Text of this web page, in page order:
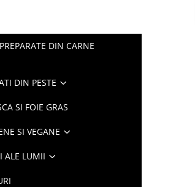
DIN CARNE
DIN PESTE
SI FOIE GRAS
SI VEGANE
ALE LUMII